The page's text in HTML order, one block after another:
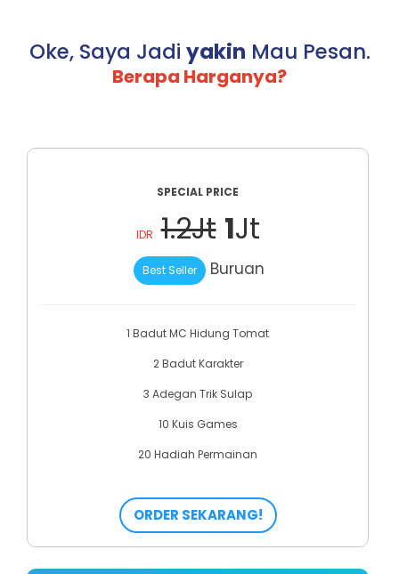
Oke, Saya Jadi yakin Mau Pesan.
Berapa Harganya?
SPECIAL PRICE
IDR 1.2Jt 1Jt
Best Seller Buruan
1 Badut MC Hidung Tomat
2 Badut Karakter
3 Adegan Trik Sulap
10 Kuis Games
20 Hadiah Permainan
ORDER SEKARANG!